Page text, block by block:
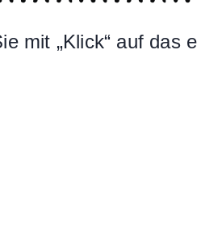
mit „Klick“ auf das